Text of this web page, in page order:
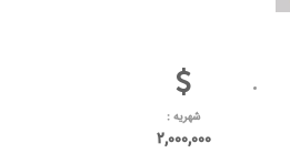
شهریه :
۲,۰۰۰,۰۰۰